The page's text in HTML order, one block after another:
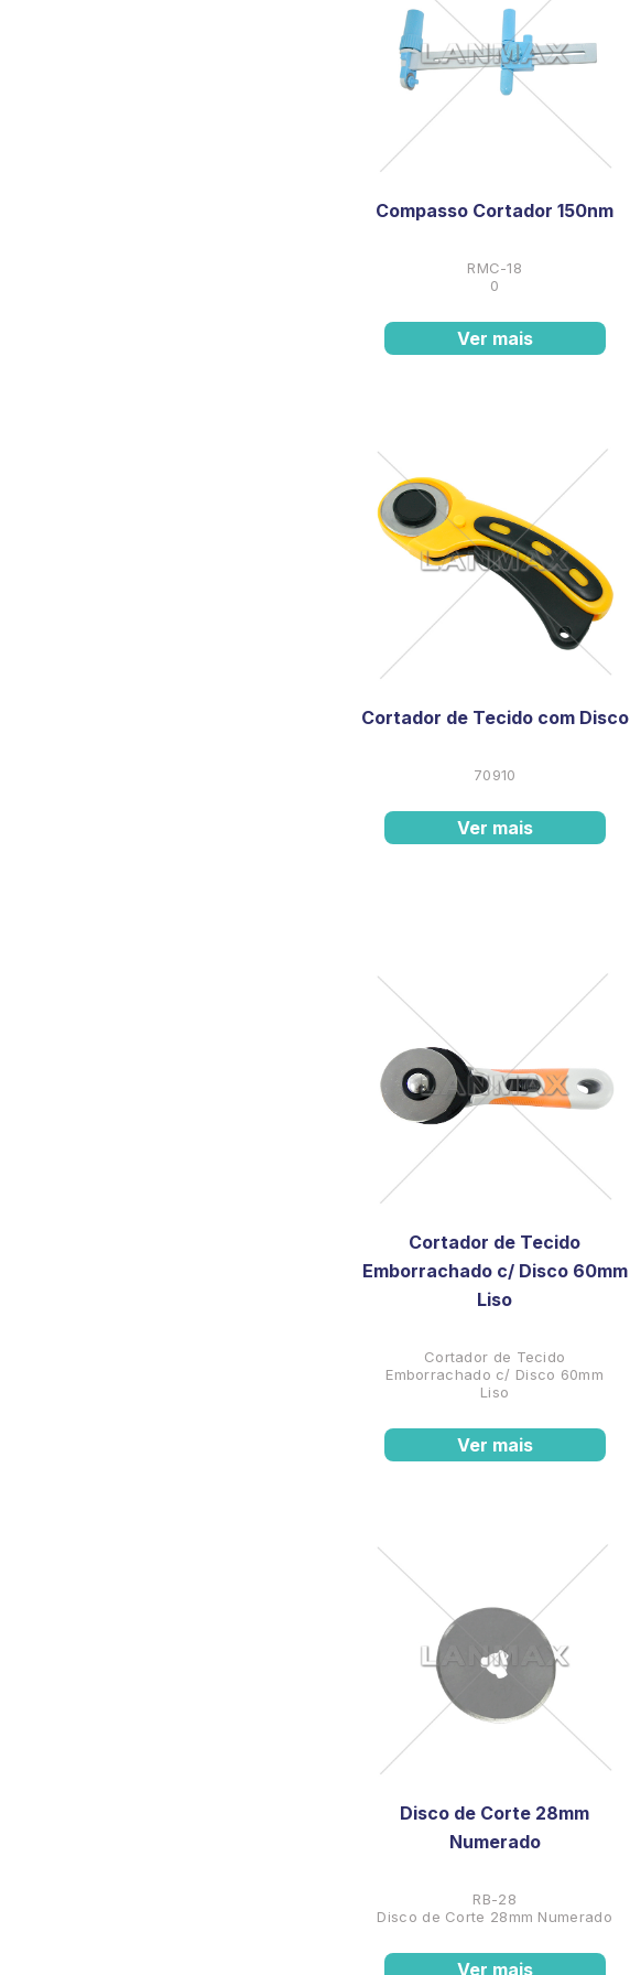
Compasso Cortador 150nm
RMC-18
0
Ver mais
Cortador de Tecido com Disco
70910
Ver mais
Cortador de Tecido
Emborrachado c/ Disco 60mm
Liso
Cortador de Tecido
Emborrachado c/ Disco 60mm
Liso
Ver mais
Disco de Corte 28mm
Numerado
RB-28
Disco de Corte 28mm Numerado
Ver mais